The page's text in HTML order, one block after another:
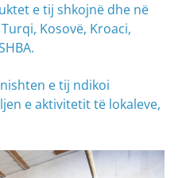
e tij shkojnë dhe në
Kosovë, Kroaci,
e tij ndikoi
e aktivitetit të lokaleve,